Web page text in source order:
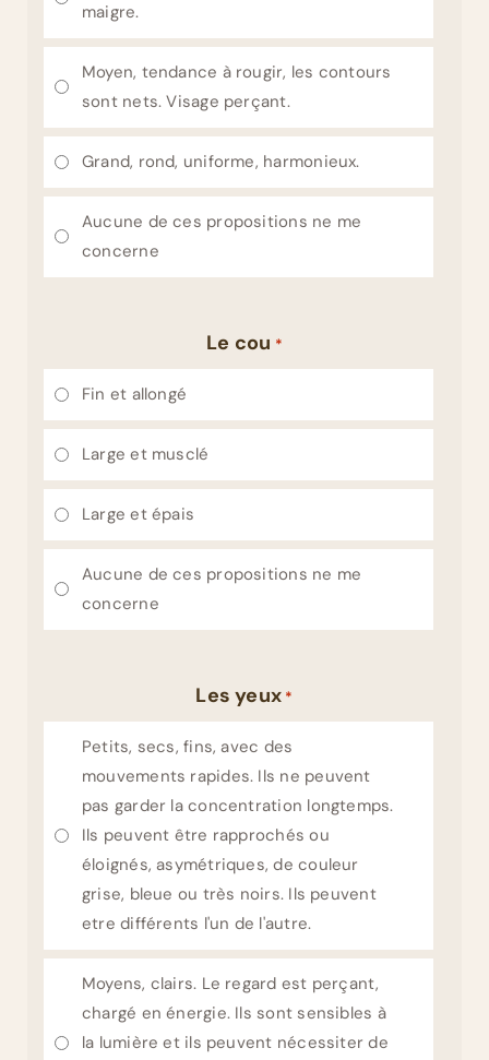
maigre.
Moyen, tendance à rougir, les contours
sont nets. Visage perçant.
Grand, rond, uniforme, harmonieux.
Aucune de ces propositions ne me
concerne
Le cou *
Fin et allongé
Large et musclé
Large et épais
Aucune de ces propositions ne me
concerne
Les yeux *
Petits, secs, fins, avec des
mouvements rapides. Ils ne peuvent
pas garder la concentration longtemps.
Ils peuvent être rapprochés ou
éloignés, asymétriques, de couleur
grise, bleue ou très noirs. Ils peuvent
etre différents l'un de l'autre.
Moyens, clairs. Le regard est perçant,
chargé en énergie. Ils sont sensibles à
la lumière et ils peuvent nécessiter de